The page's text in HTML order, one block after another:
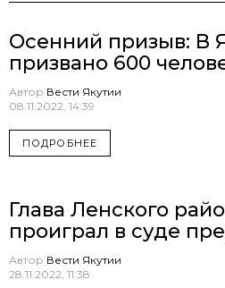
Осенний призыв: В
призвано 600
Автор Вести Якутии
08.11.2022, 14:39
ПОДРОБНЕЕ
Глава Ленского
проиграл в суде
Автор Вести Якутии
28.11.2022, 11:38